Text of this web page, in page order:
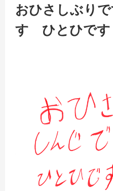
おひさしぶり
す ひとひです